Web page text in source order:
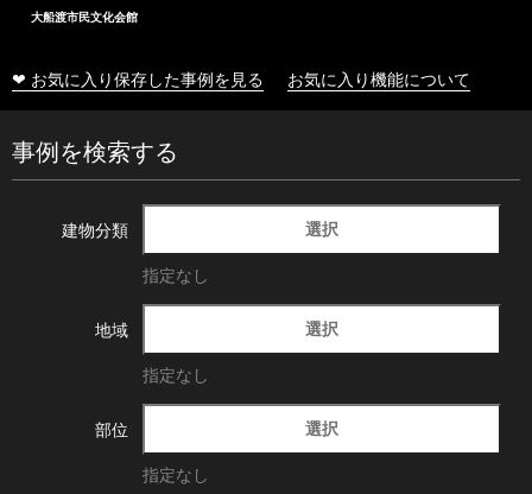
大船渡市民文化会館
❤ お気に入り保存した事例を見る お気に入り機能について
事例を検索する
建物分類 選択
指定なし
地域 選択
指定なし
部位 選択
指定なし